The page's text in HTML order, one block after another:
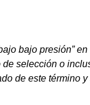
bajo presión”
selección o
de este término